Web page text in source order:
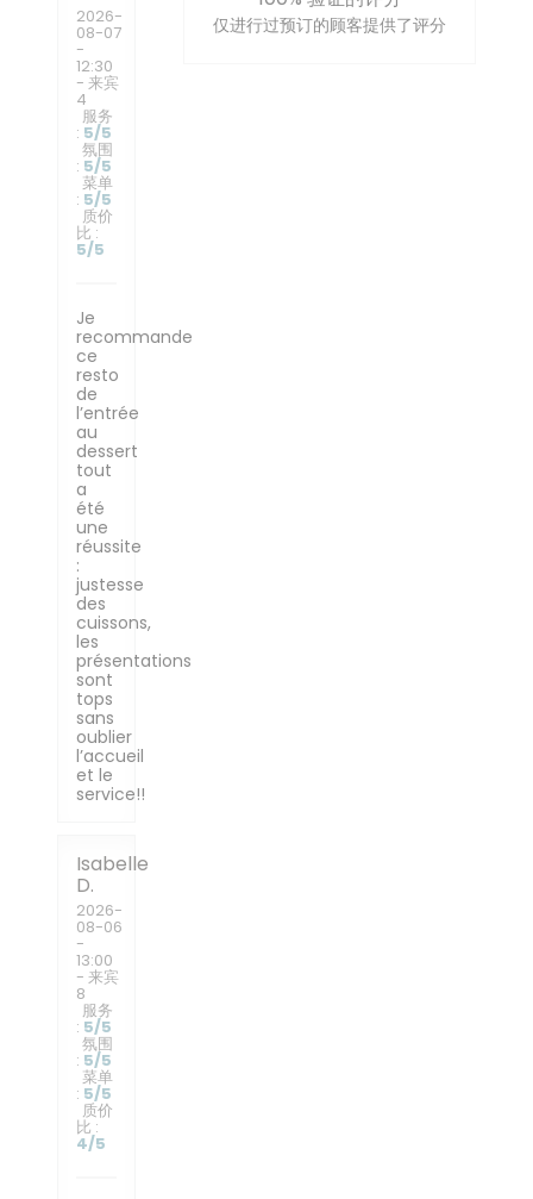
2026-
08-07
-
12:30
- 来宾
4
服务
: 5/5
氛围
: 5/5
菜单
: 5/5
质价
比 :
5/5
Je
recommande
ce
resto
de
l’entrée
au
dessert
tout
a
été
une
réussite
:
justesse
des
cuissons,
les
présentations
sont
tops
sans
oublier
l’accueil
et le
service!!
Isabelle
D
2026-
08-06
-
13:00
- 来宾
8
服务
: 5/5
氛围
: 5/5
菜单
: 5/5
质价
比 :
4/5
仅进行过预订的顾客提供了评分